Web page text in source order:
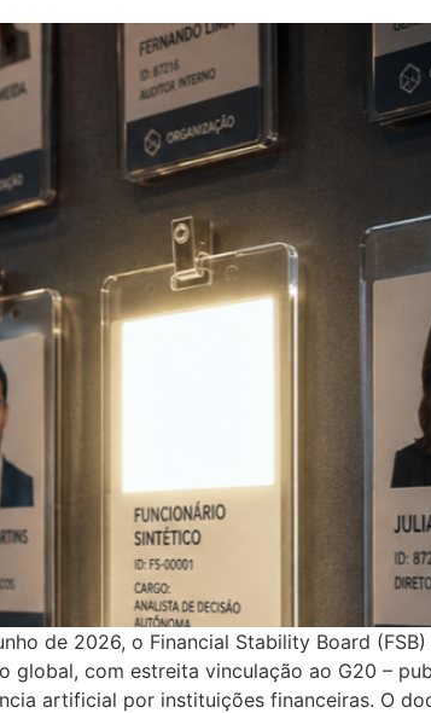
de 2026, o Financial Stability Board
global, com estreita vinculação ao G20 –
artificial por instituições financeiras. O